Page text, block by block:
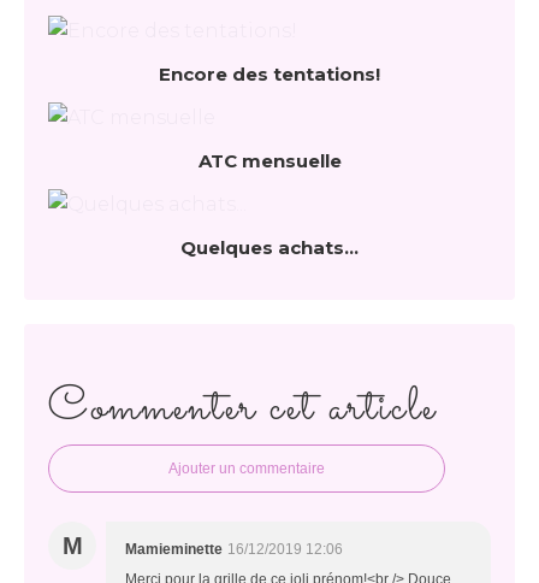
Encore des tentations!
ATC mensuelle
Quelques achats...
Commenter cet article
Ajouter un commentaire
M Mamieminette 16/12/2019 12:06
Merci pour la grille de ce joli prénom!<br /> Douce